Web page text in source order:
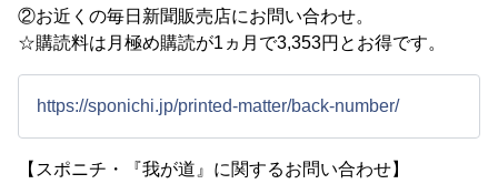
②お近くの毎日新聞販売店にお問い合わせ。
☆購読料は月極め購読が1ヵ月で3,353円とお得です。
https://sponichi.jp/printed-matter/back-number/
【スポニチ・『我が道』に関するお問い合わせ】